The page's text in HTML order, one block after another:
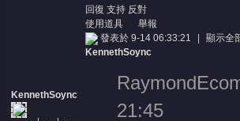
回復 支持 反對
使用道具
舉報
KennethSoync
發表於 9-14 06:33:21
顯示全
KennethSoync
21:45